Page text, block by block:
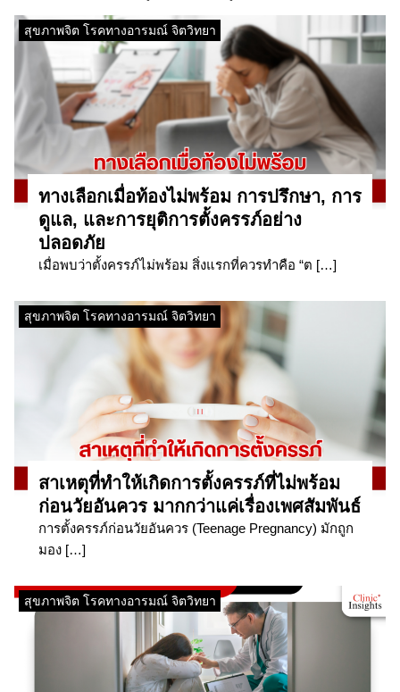
สุขภาพจิต โรคทางอารมณ์ จิตวิทยา
ทางเลือกเมื่อท้องไม่พร้อม การปรึกษา, การ
ดูแล, และการยุติการตั้งครรภ์อย่าง
ปลอดภัย
เมื่อพบว่าตั้งครรภ์ไม่พร้อม สิ่งแรกที่ควรทำคือ “ต […]
สุขภาพจิต โรคทางอารมณ์ จิตวิทยา
สาเหตุที่ทำให้เกิดการตั้งครรภ์ที่ไม่พร้อม
ก่อนวัยอันควร มากกว่าแค่เรื่องเพศสัมพันธ์
การตั้งครรภ์ก่อนวัยอันควร (Teenage Pregnancy) มักถูก
มอง […]
สุขภาพจิต โรคทางอารมณ์ จิตวิทยา